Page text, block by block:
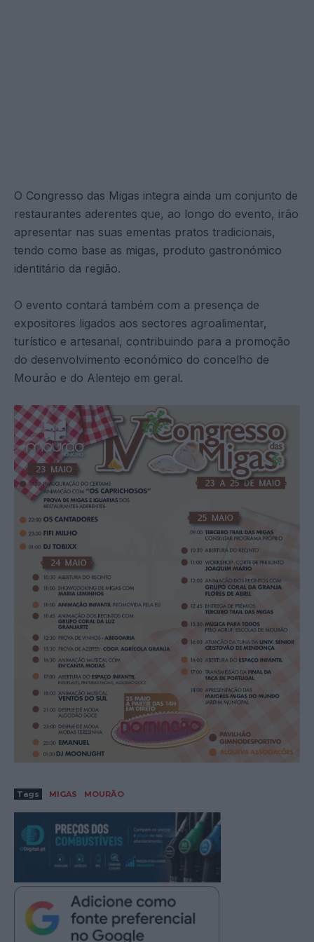
O Congresso das Migas integra ainda um conjunto de
restaurantes aderentes que, ao longo do evento, irão
apresentar nas suas ementas pratos tradicionais,
tendo como base as migas, produto gastronómico
identitário da região.
O evento contará também com a presença de
expositores ligados aos sectores agroalimentar,
turístico e artesanal, contribuindo para a promoção
do desenvolvimento económico do concelho de
Mourão e do Alentejo em geral.
Tags MIGAS MOURÃO